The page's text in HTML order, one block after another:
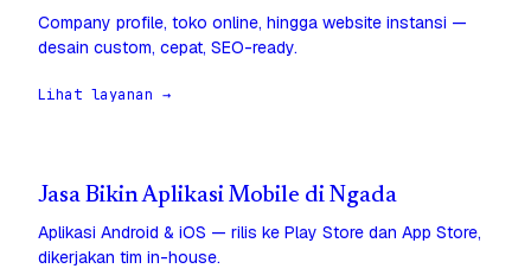
Company profile, toko online, hingga website instansi —
desain custom, cepat, SEO-ready.
Lihat layanan →
Jasa Bikin Aplikasi Mobile di Ngada
Aplikasi Android & iOS — rilis ke Play Store dan App Store,
dikerjakan tim in-house.